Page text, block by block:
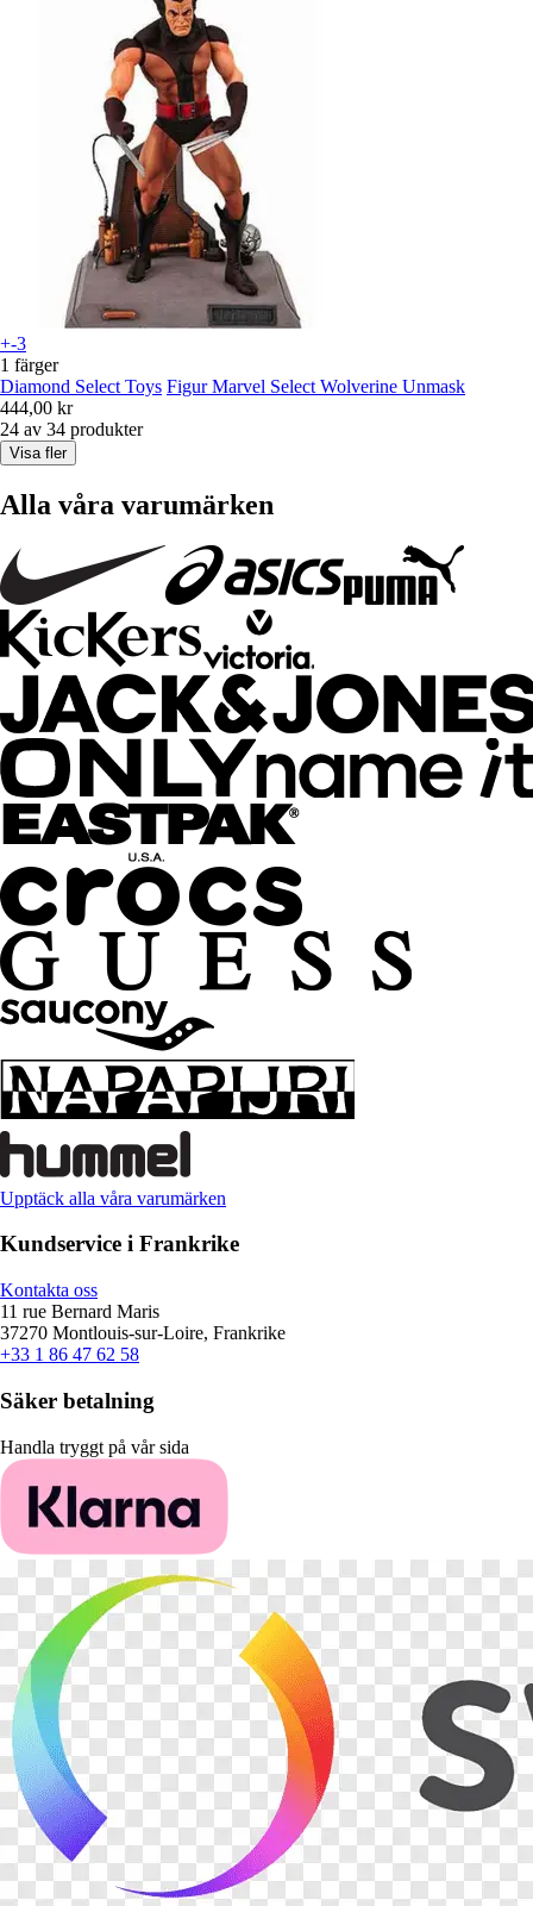
+-3
1 färger
Diamond Select Toys Figur Marvel Select Wolverine Unmask
444,00 kr
24 av 34 produkter
Visa fler
Alla våra varumärken
Upptäck alla våra varumärken
Kundservice i Frankrike
Kontakta oss
11 rue Bernard Maris
37270 Montlouis-sur-Loire, Frankrike
+33 1 86 47 62 58
Säker betalning
Handla tryggt på vår sida